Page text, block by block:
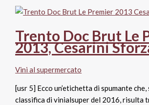
Brut,
Dario
Coos
Trento Doc Brut Le
2013, Cesarini
Vini al supermercato
[usr 5] Ecco un’etichetta di spumante
classifica di vinialsuper del 2016, risulta